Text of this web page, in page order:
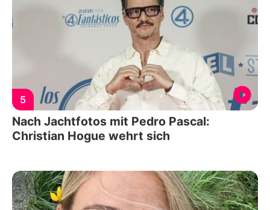
5
Nach Jachtfotos mit Pedro Pascal:
Christian Hogue wehrt sich